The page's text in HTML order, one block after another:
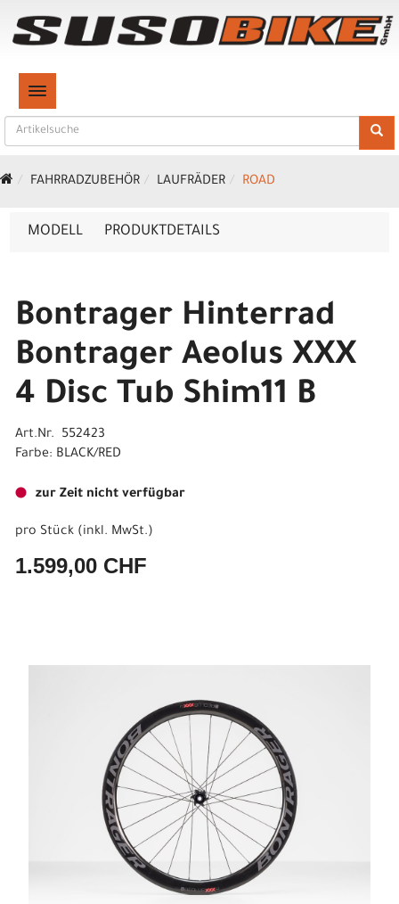
TOGGLE NAVIGATION
FAHRRADZUBEHÖR LAUFRÄDER ROAD
MODELL PRODUKTDETAILS
Bontrager Hinterrad
Bontrager Aeolus XXX
4 Disc Tub Shim11 B
Art.Nr. 552423
Farbe: BLACK/RED
zur Zeit nicht verfügbar
pro Stück (inkl. MwSt.)
1.599,00 CHF